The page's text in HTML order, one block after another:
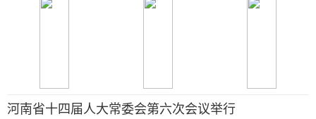
河南省十四届人大常委会第六次会议举行